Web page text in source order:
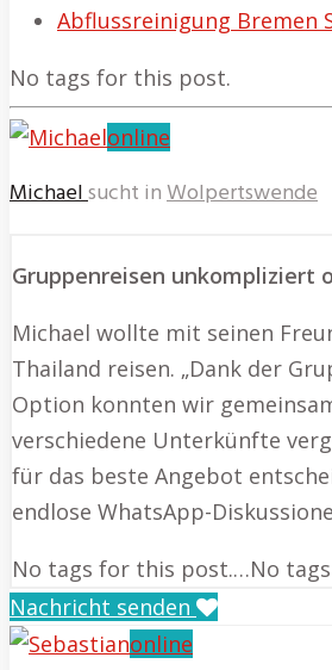
Abflussreinigung Bremen
No tags for this post.
online
Michaelsucht inWolpertswende
Gruppenreisen unkompliziert
Michael wollte mit seinen
Thailand reisen. „Dank der
Option konnten wir
verschiedene Unterkünfte
für das beste Angebot
endlose WhatsApp-
No tags for this post.…No
Nachricht senden
online